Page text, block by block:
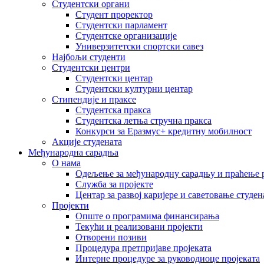
Студентски органи
Студент проректор
Студентски парламент
Студентске организације
Универзитетски спортски савез
Најбољи студенти
Студентски центри
Студентски центар
Студентски културни центар
Стипендије и праксе
Студентска пракса
Студентска летња стручна пракса
Конкурси за Еразмус+ кредитну мобилност
Акције студената
Међународна сарадња
О нама
Одељење за међународну сарадњу и праћење
Служба за пројекте
Центар за развој каријере и саветовање
Пројекти
Опште о програмима финансирања
Текући и реализовани пројекти
Отворени позиви
Процедура претпријаве пројеката
Интерне процедуре за руководиоце пројеката